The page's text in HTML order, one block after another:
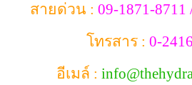
สายด่วน : 09-1871-8711
โทรสาร : 0-
อีเมล์ :